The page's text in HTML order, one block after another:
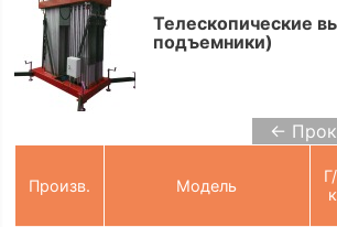
Телескопические
подъемники)
←
Произв. Модель